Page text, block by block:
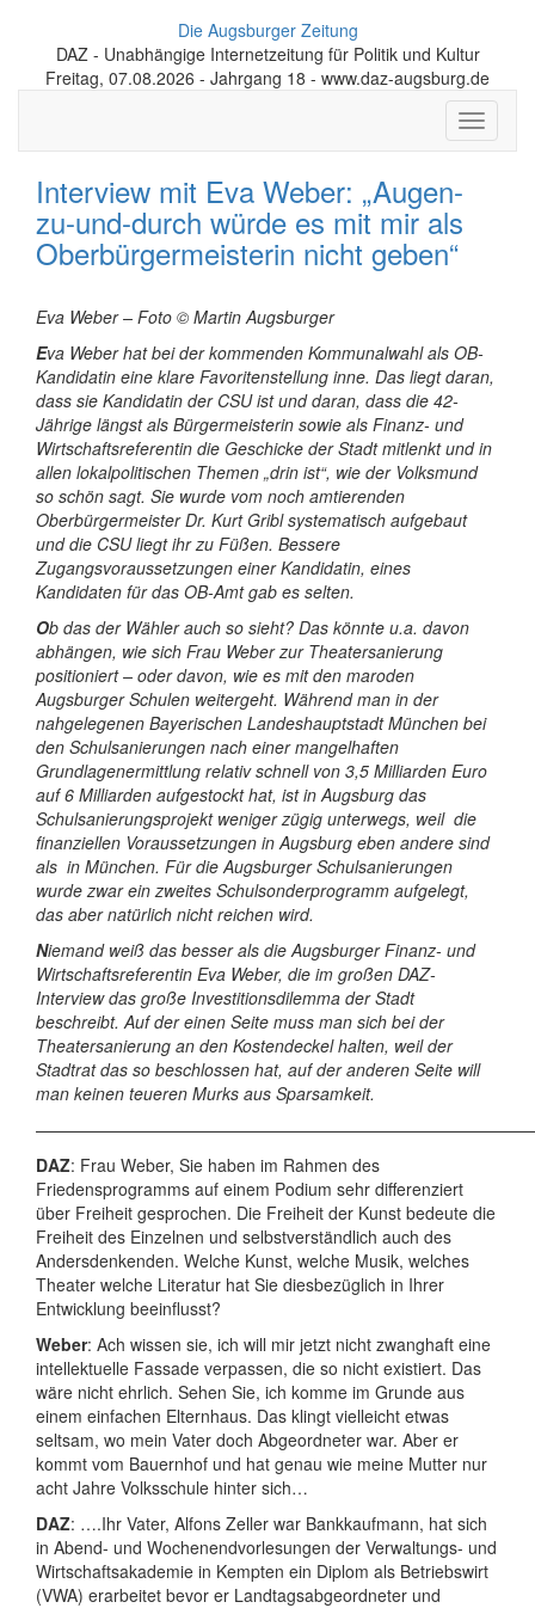
Die Augsburger Zeitung
DAZ - Unabhängige Internetzeitung für Politik und Kultur
Freitag, 07.08.2026 - Jahrgang 18 - www.daz-augsburg.de
Toggle
Interview mit Eva Weber: „Augen-
zu-und-durch würde es mit mir als
Oberbürgermeisterin nicht geben“
Eva Weber – Foto © Martin Augsburger
Eva Weber hat bei der kommenden Kommunalwahl als OB-
Kandidatin eine klare Favoritenstellung inne. Das liegt daran,
dass sie Kandidatin der CSU ist und daran, dass die 42-
Jährige längst als Bürgermeisterin sowie als Finanz- und
Wirtschaftsreferentin die Geschicke der Stadt mitlenkt und in
allen lokalpolitischen Themen „drin ist“, wie der Volksmund
so schön sagt. Sie wurde vom noch amtierenden
Oberbürgermeister Dr. Kurt Gribl systematisch aufgebaut
und die CSU liegt ihr zu Füßen. Bessere
Zugangsvoraussetzungen einer Kandidatin, eines
Kandidaten für das OB-Amt gab es selten.
Ob das der Wähler auch so sieht? Das könnte u.a. davon
abhängen, wie sich Frau Weber zur Theatersanierung
positioniert – oder davon, wie es mit den maroden
Augsburger Schulen weitergeht. Während man in der
nahgelegenen Bayerischen Landeshauptstadt München bei
den Schulsanierungen nach einer mangelhaften
Grundlagenermittlung relativ schnell von 3,5 Milliarden Euro
auf 6 Milliarden aufgestockt hat, ist in Augsburg das
Schulsanierungsprojekt weniger zügig unterwegs, weil die
finanziellen Voraussetzungen in Augsburg eben andere sind
als in München. Für die Augsburger Schulsanierungen
wurde zwar ein zweites Schulsonderprogramm aufgelegt,
das aber natürlich nicht reichen wird.
Niemand weiß das besser als die Augsburger Finanz- und
Wirtschaftsreferentin Eva Weber, die im großen DAZ-
Interview das große Investitionsdilemma der Stadt
beschreibt. Auf der einen Seite muss man sich bei der
Theatersanierung an den Kostendeckel halten, weil der
Stadtrat das so beschlossen hat, auf der anderen Seite will
man keinen teueren Murks aus Sparsamkeit.
DAZ: Frau Weber, Sie haben im Rahmen des
Friedensprogramms auf einem Podium sehr differenziert
über Freiheit gesprochen. Die Freiheit der Kunst bedeute die
Freiheit des Einzelnen und selbstverständlich auch des
Andersdenkenden. Welche Kunst, welche Musik, welches
Theater welche Literatur hat Sie diesbezüglich in Ihrer
Entwicklung beeinflusst?
Weber: Ach wissen sie, ich will mir jetzt nicht zwanghaft eine
intellektuelle Fassade verpassen, die so nicht existiert. Das
wäre nicht ehrlich. Sehen Sie, ich komme im Grunde aus
einem einfachen Elternhaus. Das klingt vielleicht etwas
seltsam, wo mein Vater doch Abgeordneter war. Aber er
kommt vom Bauernhof und hat genau wie meine Mutter nur
acht Jahre Volksschule hinter sich…
DAZ: ….Ihr Vater, Alfons Zeller war Bankkaufmann, hat sich
in Abend- und Wochenendvorlesungen der Verwaltungs- und
Wirtschaftsakademie in Kempten ein Diplom als Betriebswirt
(VWA) erarbeitet bevor er Landtagsabgeordneter und